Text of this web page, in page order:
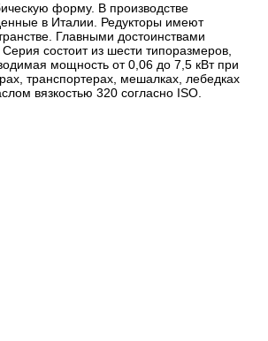
форму. В производстве
в Италии. Редукторы имеют
Главными достоинствами
состоит из шести типоразмеров,
мощность от 0,06 до 7,5 кВт при
транспортерах, мешалках, лебедках
вязкостью 320 согласно ISO.